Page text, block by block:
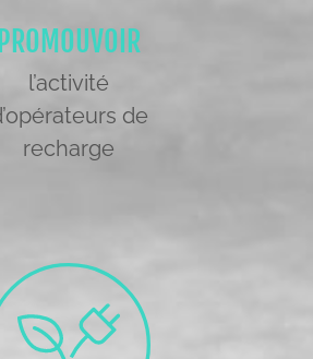
PROMOUVOIR
l’activité
de
recharge